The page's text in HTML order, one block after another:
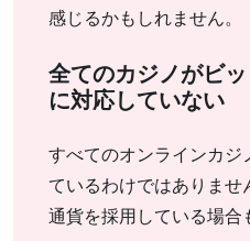
感じるかもしれません。
全てのカジノがビ
に対応していない
すべてのオンラインカジ
ているわけではありませ
通貨を採用している場合